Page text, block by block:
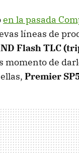
en la pasada
líneas de
Flash TLC
momento de
Premier